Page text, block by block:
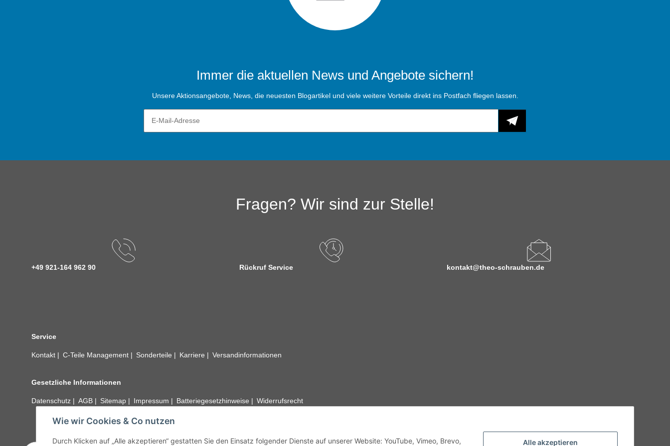
Alle akzeptieren
Wie wir Cookies & Co nutzen
Durch Klicken auf „Alle akzeptieren“ gestatten Sie den Einsatz folgender Dienste auf unserer Website: YouTube, Vimeo, Brevo,
Immer die aktuellen News und Angebote sichern!
Unsere Aktionsangebote, News, die neuesten Blogartikel und viele weitere Vorteile direkt ins Postfach fliegen lassen.
Fragen? Wir sind zur Stelle!
+49 921-164 962 90 Rückruf Service kontakt@theo-schrauben.de
Service
Kontakt C-Teile Management Sonderteile Karriere Versandinformationen
Gesetzliche Informationen
Datenschutz AGB Sitemap Impressum Batteriegesetzhinweise Widerrufsrecht
unseren Kundenservice. Abbildungen der Artikel können beispielhaft sein und vom Produkt abweichen.